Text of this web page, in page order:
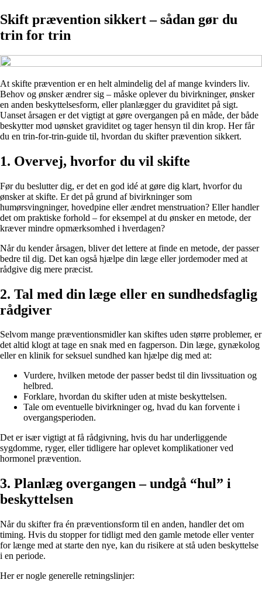
Skift prævention sikkert – sådan gør du
trin for trin
At skifte prævention er en helt almindelig del af mange kvinders liv.
Behov og ønsker ændrer sig – måske oplever du bivirkninger, ønsker
en anden beskyttelsesform, eller planlægger du graviditet på sigt.
Uanset årsagen er det vigtigt at gøre overgangen på en måde, der både
beskytter mod uønsket graviditet og tager hensyn til din krop. Her får
du en trin-for-trin-guide til, hvordan du skifter prævention sikkert.
1. Overvej, hvorfor du vil skifte
Før du beslutter dig, er det en god idé at gøre dig klart, hvorfor du
ønsker at skifte. Er det på grund af bivirkninger som
humørsvingninger, hovedpine eller ændret menstruation? Eller handler
det om praktiske forhold – for eksempel at du ønsker en metode, der
kræver mindre opmærksomhed i hverdagen?
Når du kender årsagen, bliver det lettere at finde en metode, der passer
bedre til dig. Det kan også hjælpe din læge eller jordemoder med at
rådgive dig mere præcist.
2. Tal med din læge eller en sundhedsfaglig
rådgiver
Selvom mange præventionsmidler kan skiftes uden større problemer, er
det altid klogt at tage en snak med en fagperson. Din læge, gynækolog
eller en klinik for seksuel sundhed kan hjælpe dig med at:
Vurdere, hvilken metode der passer bedst til din livssituation og
helbred.
Forklare, hvordan du skifter uden at miste beskyttelsen.
Tale om eventuelle bivirkninger og, hvad du kan forvente i
overgangsperioden.
Det er især vigtigt at få rådgivning, hvis du har underliggende
sygdomme, ryger, eller tidligere har oplevet komplikationer ved
hormonel prævention.
3. Planlæg overgangen – undgå “hul” i
beskyttelsen
Når du skifter fra én præventionsform til en anden, handler det om
timing. Hvis du stopper for tidligt med den gamle metode eller venter
for længe med at starte den nye, kan du risikere at stå uden beskyttelse
i en periode.
Her er nogle generelle retningslinjer: